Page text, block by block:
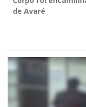
de Avaré